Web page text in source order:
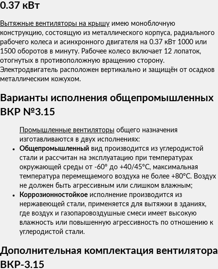
0.37 кВт
Вытяжные вентиляторы на крышу имею моноблочную
конструкцию, состоящую из металлического корпуса, радиального
рабочего колеса и асинхронного двигателя на 0.37 кВт 1000 или
1500 оборотов в минуту. Рабочее колесо включает 12 лопаток,
отогнутых в противоположную вращению сторону.
Электродвигатель расположен вертикально и защищён от осадков
металлическим кожухом.
Варианты исполнения общепромышленных
ВКР №3.15
Промышленные вентиляторы общего назначения
изготавливаются в двух исполнениях:
Общепромышленный вид производится из углеродистой
стали и рассчитан на эксплуатацию при температурах
окружающей среды от -60° до +40/45°С, максимальная
температура перемещаемого воздуха не более +80°С. Воздух
не должен быть агрессивным или слишком влажным;
Коррозионностойкое исполнение производится из
нержавеющей стали, применяется для вытяжки в зданиях,
где воздух и газопаровоздушные смеси имеет высокую
влажность или повышенную агрессивность по отношению к
углеродистой стали.
Дополнительная комплектация вентилятора
ВКР-3.15